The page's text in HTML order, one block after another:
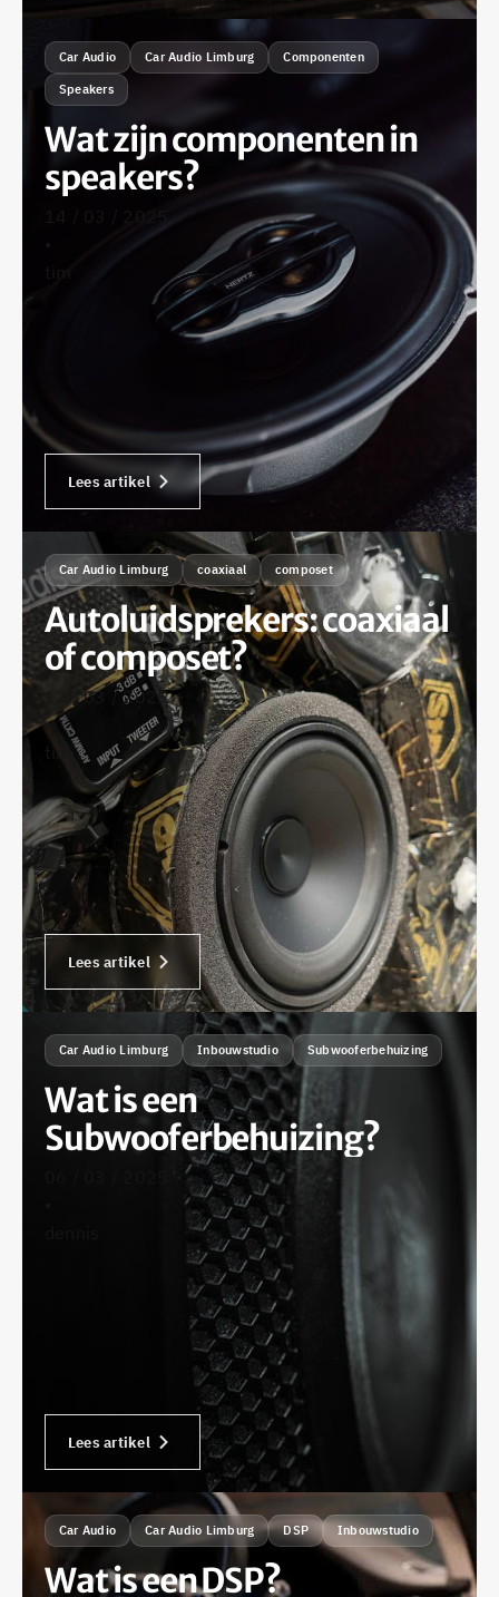
Car Audio Car Audio Limburg Componenten
Speakers
Wat zijn componenten in
speakers?
Lees artikel
Car Audio Limburg coaxiaal composet
Autoluidsprekers: coaxiaal
of composet?
12 / 03 / 2025
•
tim
Lees artikel
Car Audio Limburg Inbouwstudio Subwooferbehuizing
Wat is een
Subwooferbehuizing?
Lees artikel
Car Audio Car Audio Limburg DSP Inbouwstudio
Wat is een DSP?